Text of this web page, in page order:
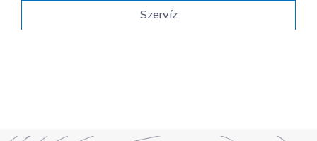
Szervíz